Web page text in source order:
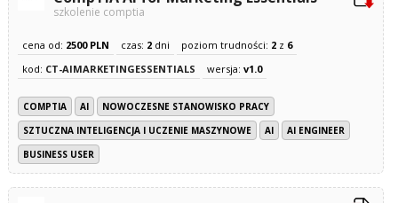
szkolenie comptia
cena od: 2500 PLN czas: 2dni poziom trudności: 2z 6
kod: CT-AIMARKETINGESSENTIALS wersja: v1.0
COMPTIA AI
NOWOCZESNE STANOWISKO PRACY
SZTUCZNA INTELIGENCJA I UCZENIE MASZYNOWE
AI
AI ENGINEER
BUSINESS USER